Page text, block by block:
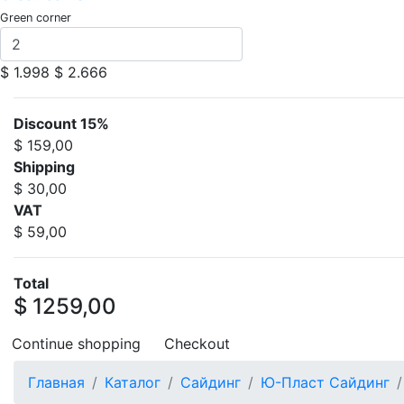
Green corner
$ 1.998 $ 2.666
Discount 15%
$ 159,00
Shipping
$ 30,00
VAT
$ 59,00
Total
$ 1259,00
Continue shopping Checkout
Главная Каталог Сайдинг Ю-Пласт Сайдинг